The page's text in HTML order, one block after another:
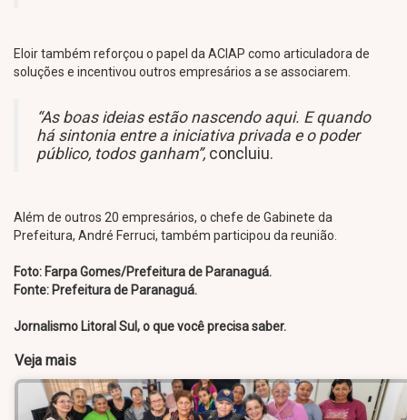
Eloir também reforçou o papel da ACIAP como articuladora de
soluções e incentivou outros empresários a se associarem.
“As boas ideias estão nascendo aqui. E quando
há sintonia entre a iniciativa privada e o poder
público, todos ganham”, concluiu.
Além de outros 20 empresários, o chefe de Gabinete da
Prefeitura, André Ferruci, também participou da reunião.
Foto: Farpa Gomes/Prefeitura de Paranaguá.
Fonte: Prefeitura de Paranaguá.
Jornalismo Litoral Sul, o que você precisa saber.
Veja mais